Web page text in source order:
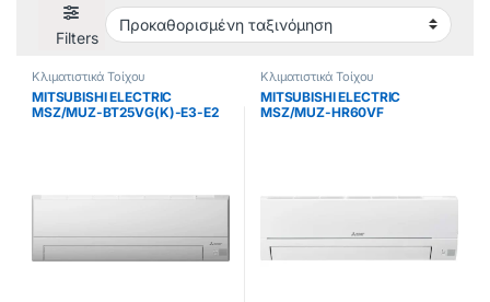
Filters
Κλιματιστικά Τοίχου
MITSUBISHI ELECTRIC
MSZ/MUZ-BT25VG(K)-E3-E2
Κλιματιστικά Τοίχου
MITSUBISHI ELECTRIC
MSZ/MUZ-HR60VF